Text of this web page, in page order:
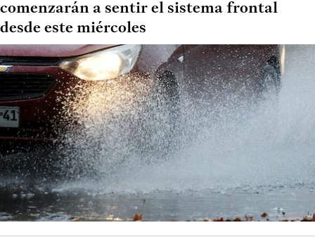
comenzarán a sentir el sistema frontal
desde este miércoles